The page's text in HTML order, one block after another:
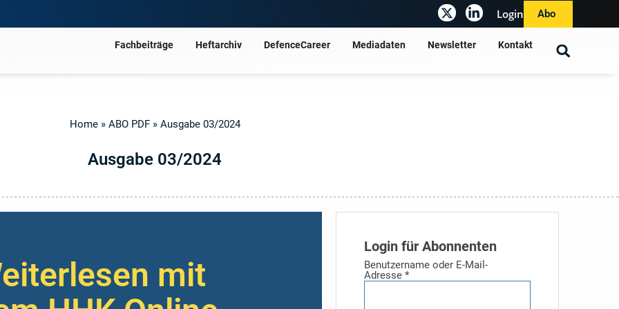
Login Abo
Fachbeiträge Heftarchiv DefenceCareer Mediadaten Newsletter Kontakt
Home» ABO PDF» Ausgabe 03/2024
Ausgabe 03/2024
mit
Login für Abonnenten
Benutzername oder E-Mail-
Adresse *